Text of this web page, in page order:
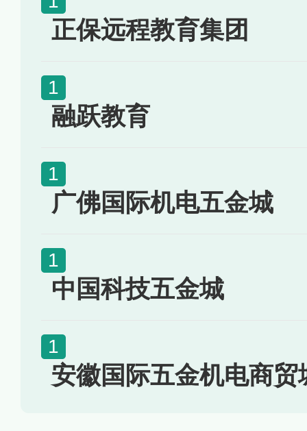
正保远程教育集团
融跃教育
广佛国际机电五金城
中国科技五金城
安徽国际五金机电商贸